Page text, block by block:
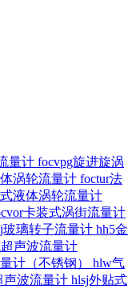
量计 focvpg旋进旋涡
涡轮流量计 foctur法
液体涡轮流量计
卡装式涡街流量计
玻璃转子流量计 hh5金
声波流量计
计（不锈钢） hlw气
声波流量计 hlsj外贴式